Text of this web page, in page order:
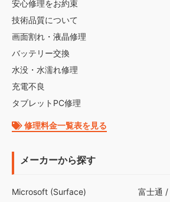
安心修理をお約束
技術品質について
画面割れ・液晶修理
バッテリー交換
水没・水濡れ修理
充電不良
タブレットPC修理
修理料金一覧表を見る
メーカーから探す
Microsoft (Surface)
富士通 /